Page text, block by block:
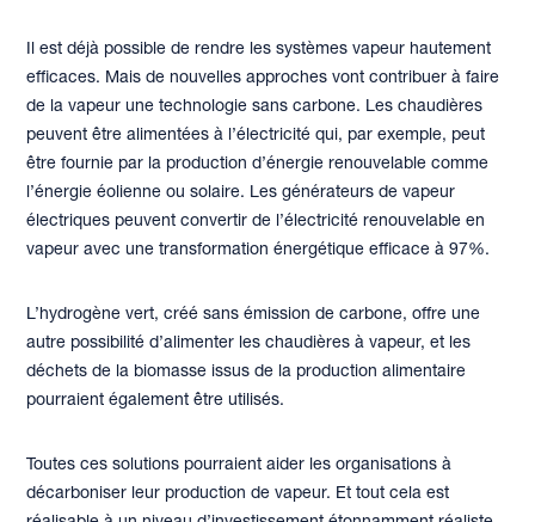
Il est déjà possible de rendre les systèmes vapeur hautement
efficaces. Mais de nouvelles approches vont contribuer à faire
de la vapeur une technologie sans carbone. Les chaudières
peuvent être alimentées à l’électricité qui, par exemple, peut
être fournie par la production d’énergie renouvelable comme
l’énergie éolienne ou solaire. Les générateurs de vapeur
électriques peuvent convertir de l’électricité renouvelable en
vapeur avec une transformation énergétique efficace à 97%.
L’hydrogène vert, créé sans émission de carbone, offre une
autre possibilité d’alimenter les chaudières à vapeur, et les
déchets de la biomasse issus de la production alimentaire
pourraient également être utilisés.
Toutes ces solutions pourraient aider les organisations à
décarboniser leur production de vapeur. Et tout cela est